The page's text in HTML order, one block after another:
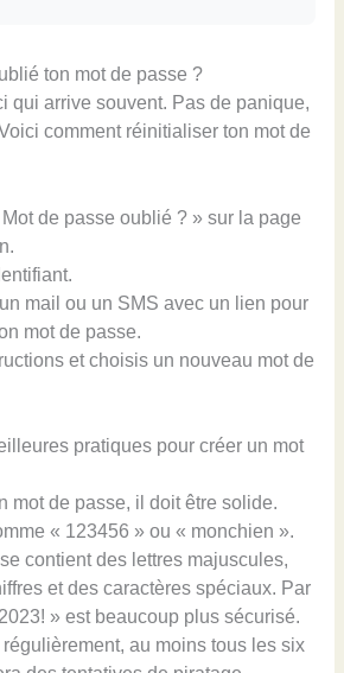
ton mot de passe ?
qui arrive souvent. Pas de panique,
comment réinitialiser ton mot de
de passe oublié ? » sur la page
mail ou un SMS avec un lien pour
mot de passe.
et choisis un nouveau mot de
pratiques pour créer un mot
mot de passe, il doit être solide.
« 123456 » ou « monchien ».
contient des lettres majuscules,
et des caractères spéciaux. Par
» est beaucoup plus sécurisé.
au moins tous les six